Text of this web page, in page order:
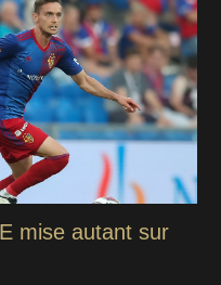
mise autant sur